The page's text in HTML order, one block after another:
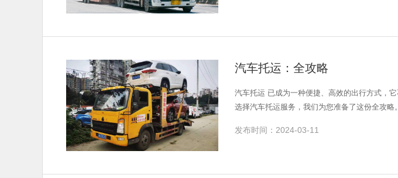
汽车托运：全攻略
汽车托运 已成为一种便捷、高效的出行方式，
选择汽车托运服务，我们为您准备了这份全攻略。
发布时间：2024-03-11